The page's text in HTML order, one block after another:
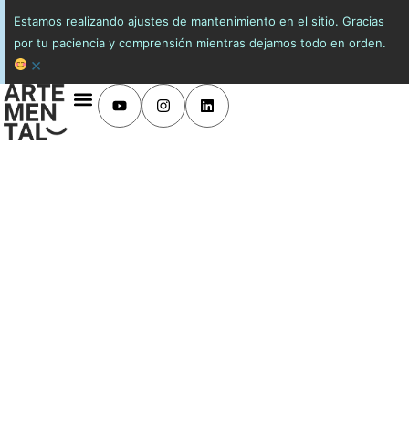
Estamos realizando ajustes de mantenimiento en el sitio. Gracias
por tu paciencia y comprensión mientras dejamos todo en orden.
×